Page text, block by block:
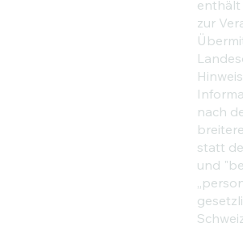
enthält
zur
nach
statt
und